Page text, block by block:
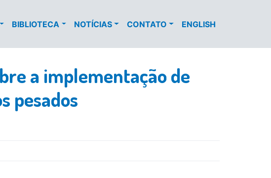
BIBLIOTECA NOTÍCIAS CONTATO ENGLISH
a implementação de
pesados